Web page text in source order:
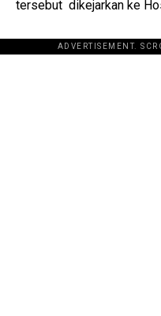
tersebut dikejarkan ke
ADVERTISEMENT.